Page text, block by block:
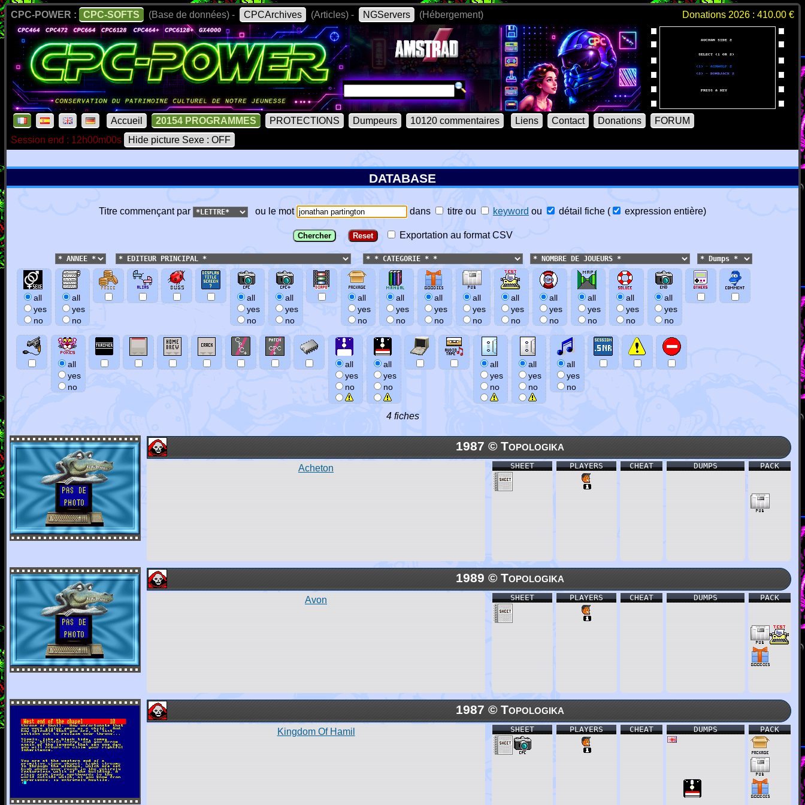
CPC-POWER : CPC-SOFTS (Base de données) - CPCArchives (Articles) - NGServers (Hébergement) Donations 2026 : 410.00 €
Accueil 20154 PROGRAMMES PROTECTIONS Dumpeurs 10120 commentaires Liens Contact Donations
FORUM
Session end : 12h00m00s
Hide picture Sexe : OFF
DATABASE
Titre commençant par ou le mot dans titre ou keyword ou détail fiche ( expression entière)
Exportation au format CSV
all
yes
no
all
yes
no
all
yes
no
all
yes
no
all
yes
no
all
yes
no
all
yes
no
all
yes
no
all
yes
no
all
yes
no
all
yes
no
all
yes
no
all
yes
no
all
yes
no
all
yes
no
all
yes
no
all
yes
no
all
yes
no
all
yes
no
4 fiches
1987 © Topologika
Acheton PACK
DUMPS
CHEAT
PLAYERS
SHEET
1989 © Topologika
Avon PACK
DUMPS
CHEAT
PLAYERS
SHEET
1987 © Topologika
Kingdom Of Hamil PACK
DUMPS
CHEAT
PLAYERS
SHEET